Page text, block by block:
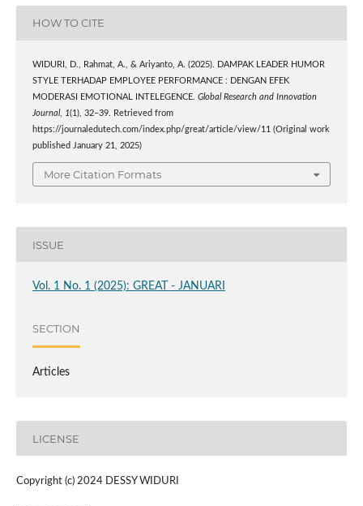
HOW TO CITE
WIDURI, D., Rahmat, A., & Ariyanto, A. (2025). DAMPAK LEADER HUMOR
STYLE TERHADAP EMPLOYEE PERFORMANCE : DENGAN EFEK
MODERASI EMOTIONAL INTELEGENCE. Global Research and Innovation
Journal, 1(1), 32–39. Retrieved from
https://journaledutech.com/index.php/great/article/view/11 (Original work
published January 21, 2025)
More Citation Formats
ISSUE
Vol. 1 No. 1 (2025): GREAT - JANUARI
SECTION
Articles
LICENSE
Copyright (c) 2024 DESSY WIDURI